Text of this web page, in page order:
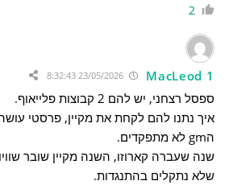
2
MacLeod 1
ספסל רצחני, יש להם 2 קבוצות פלייאוף.
איך נתנו להם לקחת את מקיין, פרסטי
הgm לא מתפקדים.
שנה שעברה קארוזו, השנה מקיין שובר
שלא נתקלים בהתנגדות.